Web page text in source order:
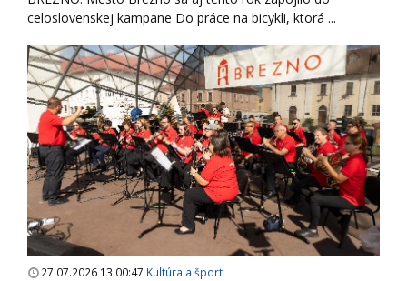
celoslovenskej kampane Do práce na bicykli, ktorá ...
27.07.2026 13:00:47 Kultúra a šport